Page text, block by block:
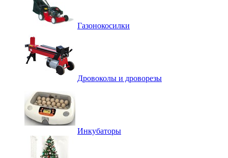
Газонокосилки
Дровоколы и дроворезы
Инкубаторы